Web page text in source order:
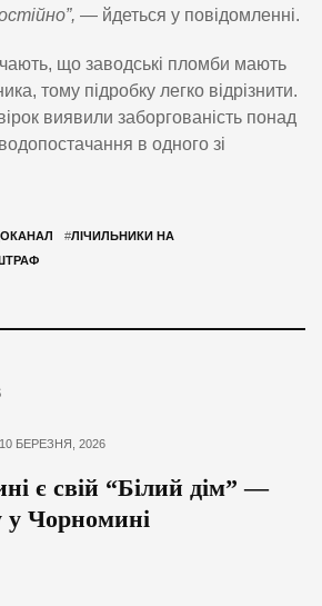
— йдеться у повідомленні.
що заводські пломби мають
тому підробку легко відрізнити.
виявили заборгованість понад
в одного зі
#ЛІЧИЛЬНИКИ НА
10 БЕРЕЗНЯ, 2026
є свій “Білий дім” —
у Чорномині